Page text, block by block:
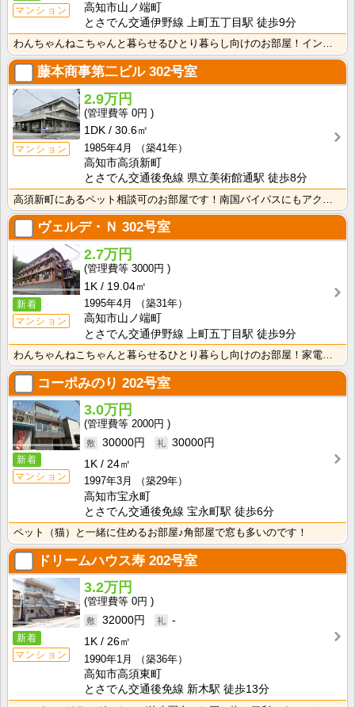
マンション
高知市山ノ端町
とさでん交通伊野線 上町五丁目駅 徒歩9分
わんちゃんねこちゃんと暮らせるひとり暮らし向けのお部屋！インターネット月額接続使用無料なので、月々の･･･
藤本商事第二ビル302号室
マンション
2.9万円
0円
1DK
30.6㎡
1985年4月
（築41年）
高知市高須新町
とさでん交通後免線 県立美術館通駅 徒歩8分
ヴェルデ・Ｎ 302号室
新着
マンション
2.7万円
3000円
1K
19.04㎡
1995年4月
（築31年）
高知市山ノ端町
とさでん交通伊野線 上町五丁目駅 徒歩9分
コーポみのり 202号室
新着
マンション
3.0万円
2000円
30000円
30000円
1K
24㎡
1997年3月
（築29年）
高知市宝永町
とさでん交通後免線 宝永町駅 徒歩6分
ペット（猫）と一緒に住めるお部屋♪角部屋で窓も多いのです！
ドリームハウス寿 202号室
新着
マンション
3.2万円
0円
32000円
-
1K
26㎡
1990年1月
（築36年）
高知市高須東町
とさでん交通後免線 新木駅 徒歩13分